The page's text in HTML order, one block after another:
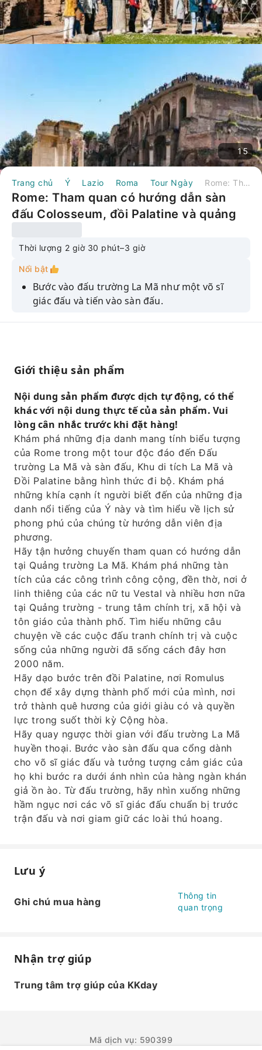
15
Trang chủ Ý Lazio Roma Tour Ngày Rome: Tham quan có hướng dẫn sàn đấu Colosseum, đồi Palatine và quảng trường La Mã | Ý
Rome: Tham quan có hướng dẫn sàn
đấu Colosseum, đồi Palatine và quảng
Thời lượng 2 giờ 30 phút–3 giờ
Nổi bật
Bước vào đấu trường La Mã như một võ sĩ
giác đấu và tiến vào sàn đấu.
Tìm hiểu về Diễn đàn La Mã và Đồi Palatine khi
chờ truy cập.
hướng dẫn viên chuyên nghiệp.
Giới thiệu sản phẩm
Nội dung sản phẩm được dịch tự động, có thể
khác với nội dung thực tế của sản phẩm. Vui
lòng cân nhắc trước khi đặt hàng!
Khám phá những địa danh mang tính biểu tượng
của Rome trong một tour độc đáo đến Đấu
trường La Mã và sàn đấu, Khu di tích La Mã và
Đồi Palatine bằng hình thức đi bộ. Khám phá
những khía cạnh ít người biết đến của những địa
danh nổi tiếng của Ý này và tìm hiểu về lịch sử
phong phú của chúng từ hướng dẫn viên địa
phương.
Hãy tận hưởng chuyến tham quan có hướng dẫn
tại Quảng trường La Mã. Khám phá những tàn
tích của các công trình công cộng, đền thờ, nơi ở
linh thiêng của các nữ tu Vestal và nhiều hơn nữa
tại Quảng trường - trung tâm chính trị, xã hội và
tôn giáo của thành phố. Tìm hiểu những câu
chuyện về các cuộc đấu tranh chính trị và cuộc
sống của những người đã sống cách đây hơn
2000 năm.
Hãy dạo bước trên đồi Palatine, nơi Romulus
chọn để xây dựng thành phố mới của mình, nơi
trở thành quê hương của giới giàu có và quyền
lực trong suốt thời kỳ Cộng hòa.
Hãy quay ngược thời gian với đấu trường La Mã
huyền thoại. Bước vào sàn đấu qua cổng dành
cho võ sĩ giác đấu và tưởng tượng cảm giác của
họ khi bước ra dưới ánh nhìn của hàng ngàn khán
giả ồn ào. Từ đấu trường, hãy nhìn xuống những
hầm ngục nơi các võ sĩ giác đấu chuẩn bị trước
trận đấu và nơi giam giữ các loài thú hoang.
Lưu ý
Ghi chú mua hàng
Thông tin
quan trọng
Nhận trợ giúp
Trung tâm trợ giúp của KKday
Mã dịch vụ: 590399